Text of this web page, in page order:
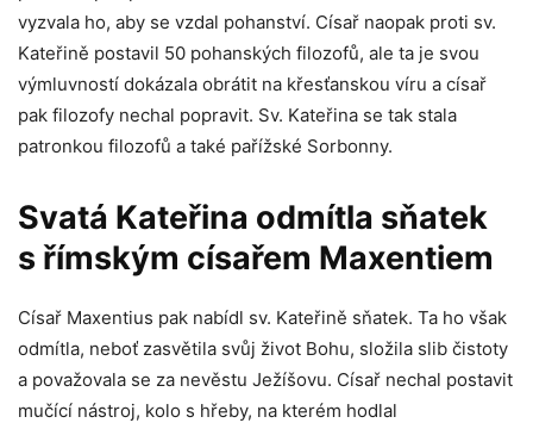
vyzvala ho, aby se vzdal pohanství. Císař naopak proti sv.
Kateřině postavil 50 pohanských filozofů, ale ta je svou
výmluvností dokázala obrátit na křesťanskou víru a císař
pak filozofy nechal popravit. Sv. Kateřina se tak stala
patronkou filozofů a také pařížské Sorbonny.
Svatá Kateřina odmítla sňatek
s římským císařem Maxentiem
Císař Maxentius pak nabídl sv. Kateřině sňatek. Ta ho však
odmítla, neboť zasvětila svůj život Bohu, složila slib čistoty
a považovala se za nevěstu Ježíšovu. Císař nechal postavit
mučící nástroj, kolo s hřeby, na kterém hodlal